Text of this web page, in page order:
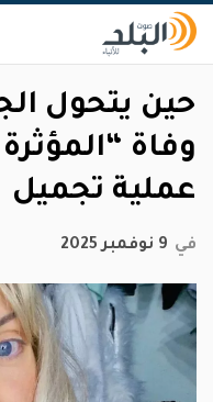
حين يتحول
عملية تجميل
في 9 نوفمبر 2025